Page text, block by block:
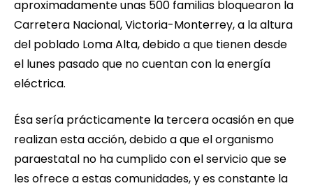
aproximadamente unas 500 familias bloquearon la
Carretera Nacional, Victoria-Monterrey, a la altura
del poblado Loma Alta, debido a que tienen desde
el lunes pasado que no cuentan con la energía
eléctrica.
Ésa sería prácticamente la tercera ocasión en que
realizan esta acción, debido a que el organismo
paraestatal no ha cumplido con el servicio que se
les ofrece a estas comunidades, y es constante la